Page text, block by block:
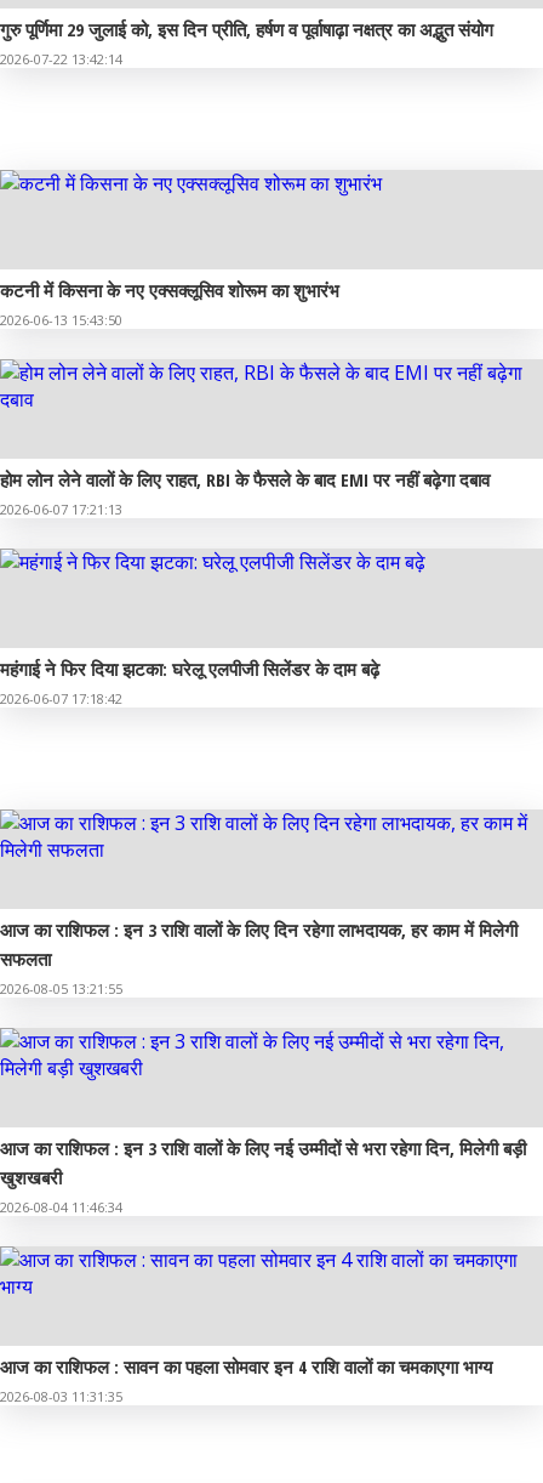
गुरु पूर्णिमा 29 जुलाई को, इस दिन प्रीति, हर्षण व पूर्वाषाढ़ा नक्षत्र का अद्भुत संयोग
2026-07-22 13:42:14
कटनी में किसना के नए एक्सक्लूसिव शोरूम का शुभारंभ
2026-06-13 15:43:50
होम लोन लेने वालों के लिए राहत, RBI के फैसले के बाद EMI पर नहीं बढ़ेगा दबाव
2026-06-07 17:21:13
महंगाई ने फिर दिया झटका: घरेलू एलपीजी सिलेंडर के दाम बढ़े
2026-06-07 17:18:42
आज का राशिफल : इन 3 राशि वालों के लिए दिन रहेगा लाभदायक, हर काम में मिलेगी
सफलता
2026-08-05 13:21:55
आज का राशिफल : इन 3 राशि वालों के लिए नई उम्मीदों से भरा रहेगा दिन, मिलेगी बड़ी
खुशखबरी
2026-08-04 11:46:34
आज का राशिफल : सावन का पहला सोमवार इन 4 राशि वालों का चमकाएगा भाग्य
2026-08-03 11:31:35